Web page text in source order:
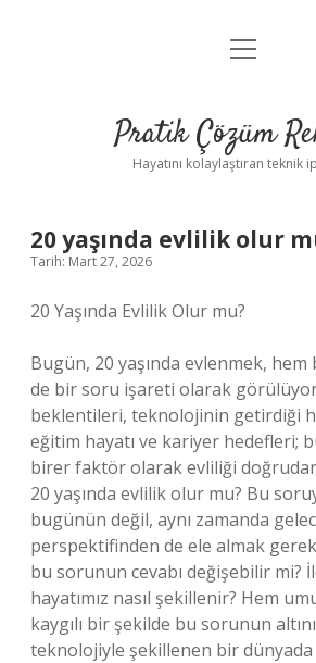
Anasayfa
Yasal Uyarı
menüyü
Pratik Çözüm
Hayatını kolaylaştıran teknik
20 yaşında evlilik olur
Tarih: Mart 27, 2026
20 Yaşında Evlilik Olur mu?
Bugün, 20 yaşında evlenmek,
de bir soru işareti olarak
beklentileri, teknolojinin getirdiği
eğitim hayatı ve kariyer hedefleri;
birer faktör olarak evliliği
20 yaşında evlilik olur mu? Bu
bugünün değil, aynı zamanda
perspektifinden de ele almak
bu sorunun cevabı değişebilir mi?
hayatımız nasıl şekillenir? Hem
kaygılı bir şekilde bu sorunun
teknolojiyle şekillenen bir